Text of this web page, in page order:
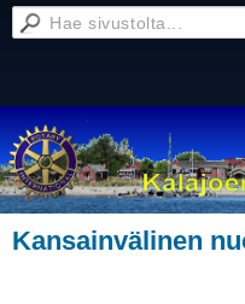
Kansainvälinen